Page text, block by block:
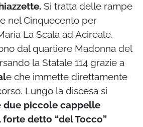
Si tratta delle rampe
nel Cinquecento per
La Scala ad Acireale.
dal quartiere Madonna del
la Statale 114 grazie a
e che immette direttamente
Lungo la discesa si
due piccole cappelle
detto “del Tocco”